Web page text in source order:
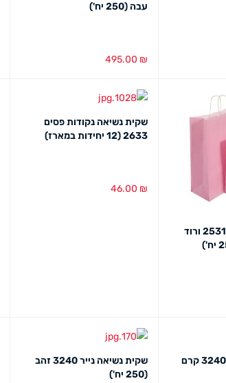
עבה (250 יח')
495.00 ₪
שקית נשיאה נייר 2531 ורוד
שקית נשיאה נקודות פסים
2633 (12 יחידות במארז)
46.00 ₪
שקית נשיאה נייר 3240 קרם
שקית נשיאה נייר 3240 זהב
(250 יח')